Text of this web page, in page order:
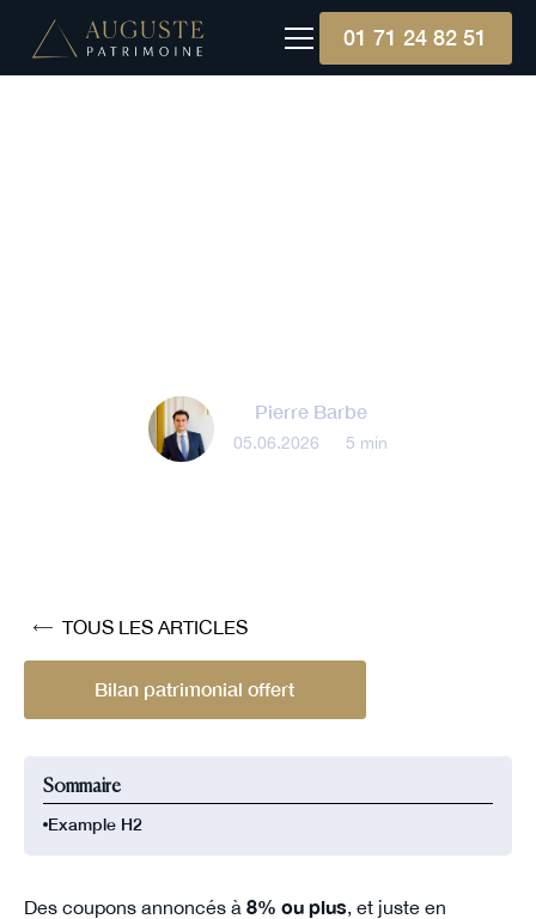
01 71 24 82 51
Pierre Barbe
05.06.2026 5 min
TOUS LES ARTICLES
Bilan patrimonial offert
Sommaire
Example H2
Des coupons annoncés à 8% ou plus, et juste en